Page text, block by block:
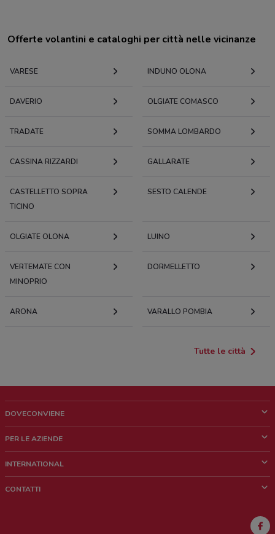
Offerte volantini e cataloghi per città nelle vicinanze
VARESE INDUNO OLONA
DAVERIO OLGIATE COMASCO
TRADATE SOMMA LOMBARDO
CASSINA RIZZARDI GALLARATE
CASTELLETTO SOPRA
TICINO
SESTO CALENDE
OLGIATE OLONA LUINO
VERTEMATE CON
MINOPRIO
DORMELLETTO
ARONA VARALLO POMBIA
Tutte le città
DOVECONVIENE
Chi siamo
Lavora con noi
PER LE AZIENDE
Richieste commerciali e marketing
INTERNATIONAL
CONTATTI